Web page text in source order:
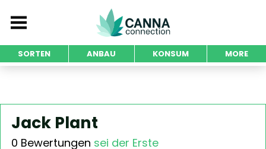
SORTEN ANBAU KONSUM MORE
Jack Plant
0 Bewertungen sei der Erste